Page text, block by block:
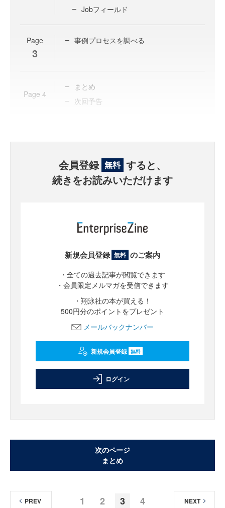
Jobフィールド
Page
3
事例プロセスを調べる
Page 4
まとめ
次回予告
会員登録 無料 すると、
続きをお読みいただけます
新規会員登録 無料 のご案内
・全ての過去記事が閲覧できます
・会員限定メルマガを受信できます
・翔泳社の本が買える！
500円分のポイントをプレゼント
メールバックナンバー
新規会員登録 無料
ログイン
次のページ
まとめ
1 2 3 4
PREV NEXT